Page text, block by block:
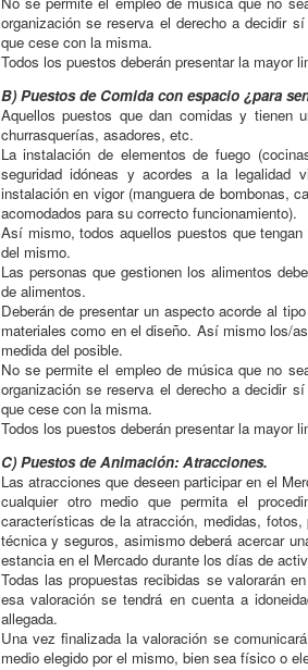
organización se reserva el derecho a decidir
que cese con la misma.
Todos los puestos deberán presentar la mayor
B) Puestos de Comida con espacio ¿para
Aquellos puestos que dan comidas y tienen
churrasquerías, asadores, etc.
La instalación de elementos de fuego
seguridad idóneas y acordes a la legalidad
instalación en vigor (manguera de bombonas,
acomodados para su correcto funcionamiento).
Así mismo, todos aquellos puestos que
del mismo.
Las personas que gestionen los alimentos
de alimentos.
Deberán de presentar un aspecto acorde al
materiales como en el diseño. Así mismo los/
medida del posible.
No se permite el empleo de música que no
organización se reserva el derecho a decidir
que cese con la misma.
Todos los puestos deberán presentar la mayor
C) Puestos de Animación: Atracciones.
Las atracciones que deseen participar en el
cualquier otro medio que permita el
características de la atracción, medidas,
técnica y seguros, asimismo deberá acercar
estancia en el Mercado durante los días de
Todas las propuestas recibidas se valorarán
esa valoración se tendrá en cuenta a
allegada.
Una vez finalizada la valoración se
medio elegido por el mismo, bien sea físico o